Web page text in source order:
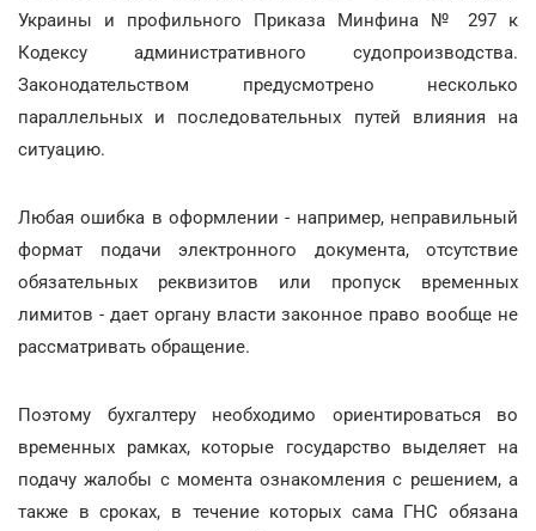
Украины и профильного Приказа Минфина № 297 к
Кодексу административного судопроизводства.
Законодательством предусмотрено несколько
параллельных и последовательных путей влияния на
ситуацию.
Любая ошибка в оформлении - например, неправильный
формат подачи электронного документа, отсутствие
обязательных реквизитов или пропуск временных
лимитов - дает органу власти законное право вообще не
рассматривать обращение.
Поэтому бухгалтеру необходимо ориентироваться во
временных рамках, которые государство выделяет на
подачу жалобы с момента ознакомления с решением, а
также в сроках, в течение которых сама ГНС обязана